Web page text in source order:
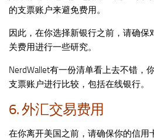
的支票账户来避免费用。
因此，在你选择新银行之前，请确保
关费用进行一些研究。
NerdWallet有一份清单看上去不错，
支票账户进行比较，包括在线银行。
6. 外汇交易费用
在你离开美国之前，请确保你的信用